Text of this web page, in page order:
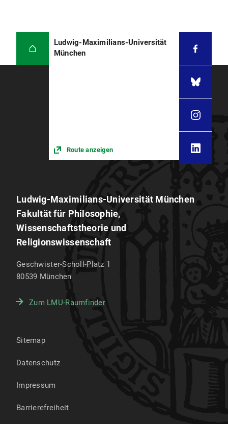
Ludwig-Maximilians-Universität
München
Route anzeigen
Ludwig-Maximilians-Universität München
Fakultät für Philosophie,
Wissenschaftstheorie und
Religionswissenschaft
Geschwister-Scholl-Platz 1
80539 München
Zum LMU-Raumfinder
Sitemap
Datenschutz
Impressum
Barrierefreiheit